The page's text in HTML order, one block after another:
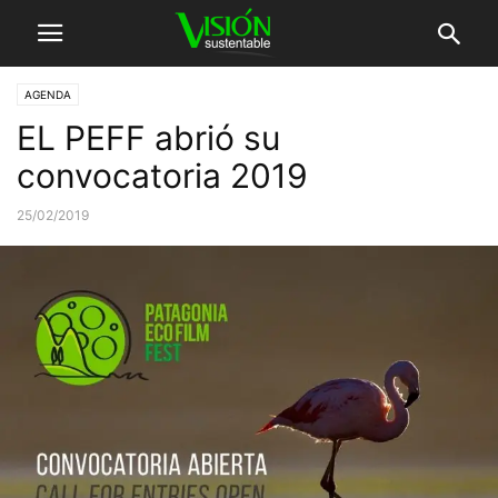
AGENDA
EL PEFF abrió su
convocatoria 2019
25/02/2019